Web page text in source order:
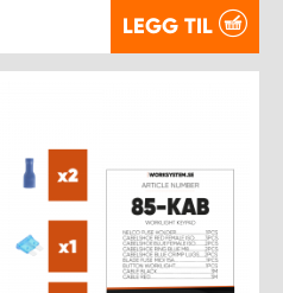
LEGG TIL